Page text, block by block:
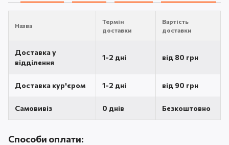
Назва
Термін
доставки
Вартість
доставки
Доставка у
відділення
1-2 дні від 80 грн
Доставка кур'єром 1-2 дні від 90 грн
Самовивіз 0 днів Безкоштовно
Способи оплати: